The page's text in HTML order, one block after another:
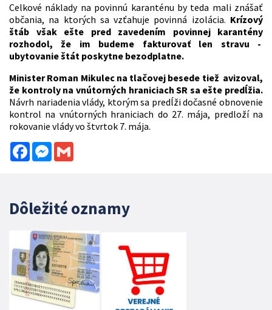
Celkové náklady na povinnú karanténu by teda mali znášať
občania, na ktorých sa vzťahuje povinná izolácia. Krízový
štáb však ešte pred zavedením povinnej karantény
rozhodol, že im budeme fakturovať len stravu -
ubytovanie štát poskytne bezodplatne.
Minister Roman Mikulec na tlačovej besede tiež avizoval,
že kontroly na vnútorných hraniciach SR sa ešte predĺžia.
Návrh nariadenia vlády, ktorým sa predĺži dočasné obnovenie
kontrol na vnútorných hraniciach do 27. mája, predloží na
rokovanie vlády vo štvrtok 7. mája.
FacebookMessenger
Dôležité oznamy